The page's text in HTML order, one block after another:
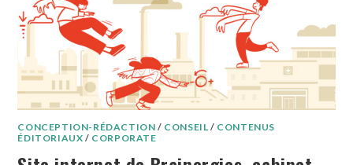
CONCEPTION-RÉDACTION / CONSEIL / CONTENUS
ÉDITORIAUX / CORPORATE